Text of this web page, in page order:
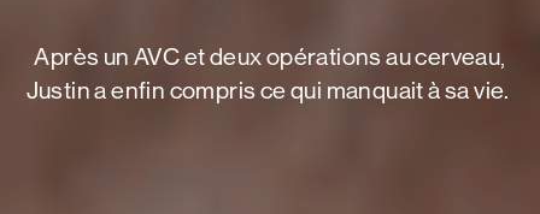
Après un AVC et deux opérations au cerveau,
Justin a enfin compris ce qui manquait à sa vie.